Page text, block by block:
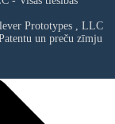
Prototypes , LLC
un preču zīmju